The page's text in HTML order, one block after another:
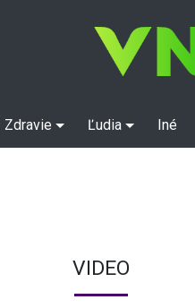
Zdravie Ľudia Iné
VIDEO